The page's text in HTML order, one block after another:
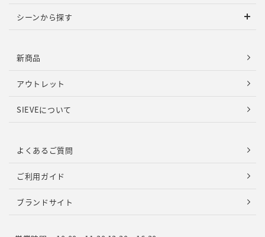
シーンから探す
新商品
アウトレット
SIEVEについて
よくあるご質問
ご利用ガイド
ブランドサイト